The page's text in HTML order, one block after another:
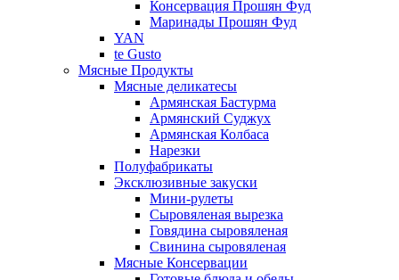
Консервация Прошян Фуд
Маринады Прошян Фуд
YAN
te Gusto
Мясные Продукты
Мясные деликатесы
Армянская Бастурма
Армянский Суджух
Армянская Колбаса
Нарезки
Полуфабрикаты
Эксклюзивные закуски
Мини-рулеты
Сыровяленая вырезка
Говядина сыровяленая
Свинина сыровяленая
Мясные Консервации